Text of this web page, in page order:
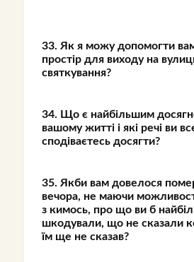
33. Як я можу допомогти
простір для виходу на
святкування?
34. Що є найбільшим
вашому житті і які речі ви
сподіваєтесь досягти?
35. Якби вам довелося
вечора, не маючи
з кимось, про що ви б
шкодували, що не сказали
їм ще не сказав?